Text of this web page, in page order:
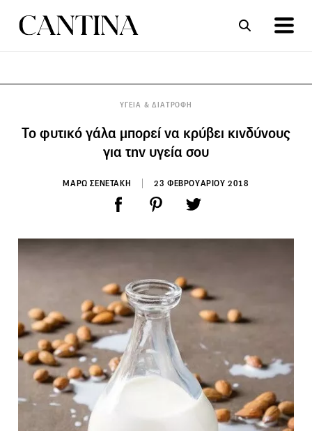
ΥΓΕΙΑ & ΔΙΑΤΡΟΦΗ
Το φυτικό γάλα μπορεί να κρύβει κινδύνους
για την υγεία σου
ΜΑΡΩ ΣΕΝΕΤΑΚΗ 23 ΦΕΒΡΟΥΑΡΙΟΥ 2018